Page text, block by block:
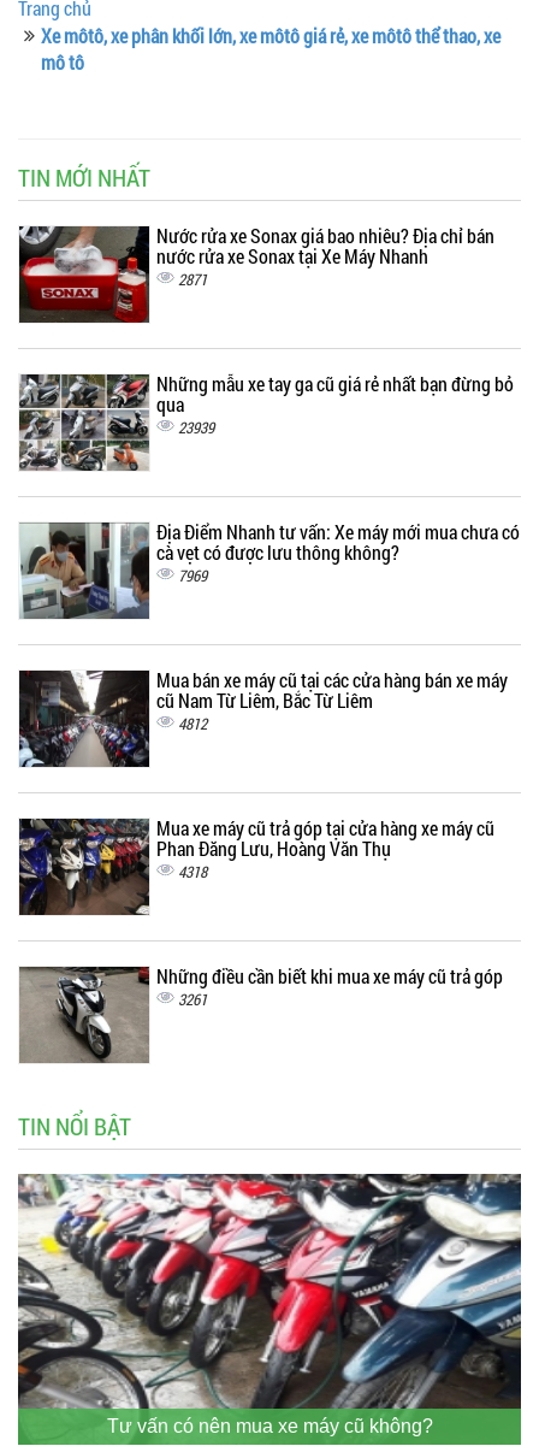
Trang chủ
Xe môtô, xe phân khối lớn, xe môtô giá rẻ, xe môtô thể thao, xe
mô tô
TIN MỚI NHẤT
Nước rửa xe Sonax giá bao nhiêu? Địa chỉ bán
nước rửa xe Sonax tại Xe Máy Nhanh
2871
Những mẫu xe tay ga cũ giá rẻ nhất bạn đừng bỏ
qua
23939
Địa Điểm Nhanh tư vấn: Xe máy mới mua chưa có
cà vẹt có được lưu thông không?
7969
Mua bán xe máy cũ tại các cửa hàng bán xe máy
cũ Nam Từ Liêm, Bắc Từ Liêm
4812
Mua xe máy cũ trả góp tại cửa hàng xe máy cũ
Phan Đăng Lưu, Hoàng Văn Thụ
4318
Những điều cần biết khi mua xe máy cũ trả góp
3261
TIN NỔI BẬT
Tư vấn có nên mua xe máy cũ không?